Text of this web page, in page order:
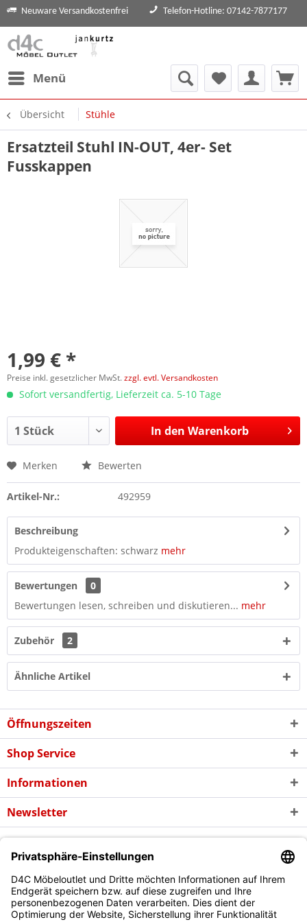
Neuware Versandkostenfrei Telefon-Hotline: 07142-7877177
Menü
Übersicht Stühle
Ersatzteil Stuhl IN-OUT, 4er- Set
Fusskappen
1,99 € *
Preise inkl. gesetzlicher MwSt.zzgl. evtl. Versandkosten
Sofort versandfertig, Lieferzeit ca. 5-10 Tage
In den Warenkorb
Merken Bewerten
Artikel-Nr.: 492959
Beschreibung
Produkteigenschaften: schwarz mehr
Bewertungen
0
Bewertungen lesen, schreiben und diskutieren... mehr
Zubehör 2
Ähnliche Artikel
Öffnungszeiten
Shop Service
Informationen
Newsletter
* Alle Preise inkl. gesetzl. Mehrwertsteuer zzgl. evtl.
und
ggf. Nachnahmegebühren, wenn nicht anders beschrieben
Copyright © d4c Möbel Outlet - Alle Rechte vorbehalten